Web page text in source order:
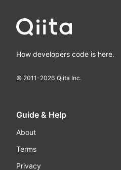
How developers code is here.
© 2011-2026 Qiita Inc.
Guide & Help
About
Terms
Privacy